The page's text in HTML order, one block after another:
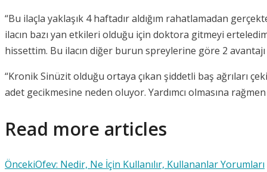
“Bu ilaçla yaklaşık 4 haftadır aldığım rahatlamadan
ilacın bazı yan etkileri olduğu için doktora gitmeyi
hissettim. Bu ilacın diğer burun spreylerine göre 2
“Kronik Sinüzit olduğu ortaya çıkan şiddetli baş ağrıları
adet gecikmesine neden oluyor. Yardımcı olmasına rağmen
Read more articles
ÖncekiOfev: Nedir, Ne İçin Kullanılır, Kullananlar Yorumları